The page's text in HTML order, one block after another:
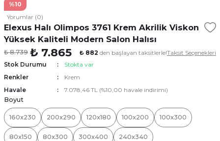
%10
Yorumlar (0)
Elexus Halı Olimpos 3761 Krem Akrilik Viskon
Yüksek Kaliteli Modern Salon Halısı
₺ 8.739 ₺ 7.865 ₺ 882 den başlayan taksitlerle!Taksit Seçenekleri
Stok Durumu
Stokta var
Renkler
Krem
Havale
7.078,46 TL (%10,00 havale indirimi)
Boyut
160x230 200x290 120x180 100x200 100x300
80x150 80x300 300x400
240x340